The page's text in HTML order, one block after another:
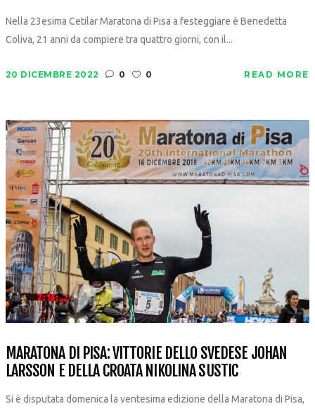
Nella 23esima Cetilar Maratona di Pisa a festeggiare è Benedetta
Coliva, 21 anni da compiere tra quattro giorni, con il...
20 DICEMBRE 2022 0 0 READ MORE
MARATONA DI PISA: VITTORIE DELLO SVEDESE JOHAN
LARSSON E DELLA CROATA NIKOLINA SUSTIC
Si è disputata domenica la ventesima edizione della Maratona di Pisa,